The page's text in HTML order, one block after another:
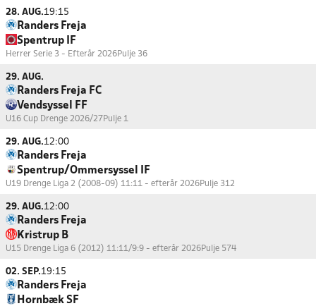
28. AUG.19:15
Randers Freja
Spentrup IF
Herrer Serie 3 - Efterår 2026Pulje 36
29. AUG.
Randers Freja FC
Vendsyssel FF
U16 Cup Drenge 2026/27 Pulje 1
29. AUG.12:00
Randers Freja
Spentrup/Ommersyssel IF
U19 Drenge Liga 2 (2008-09) 11:11 - efterår 2026Pulje 312
29. AUG.12:00
Randers Freja
Kristrup B
U15 Drenge Liga 6 (2012) 11:11/9:9 - efterår 2026Pulje 574
02. SEP.19:15
Randers Freja
Hornbæk SF